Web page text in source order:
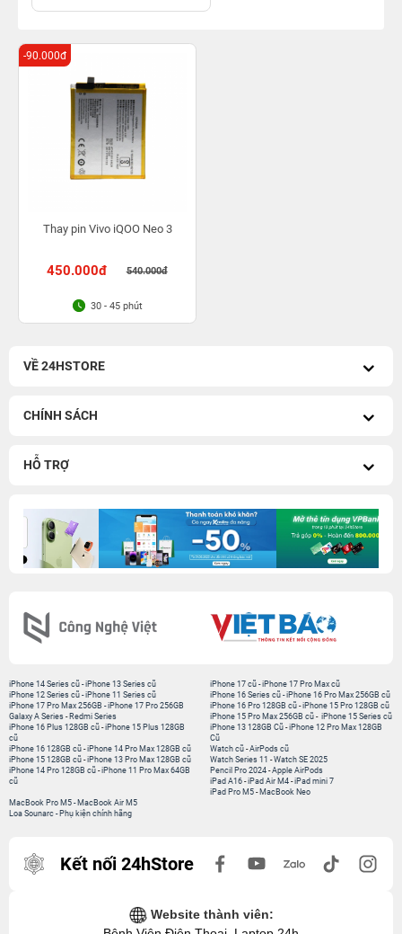
Thay pin Vivo iQOO Neo 3
450.000đ 540.000đ
-90.000đ
30 - 45 phút
VỀ 24HSTORE
CHÍNH SÁCH
HỖ TRỢ
iPhone 14 Series cũ -iPhone 13 Series cũ
iPhone 12 Series cũ -iPhone 11 Series cũ
iPhone 17 Pro Max 256GB -iPhone 17 Pro 256GB
Galaxy A Series - Redmi Series
iPhone 17 cũ -iPhone 17 Pro Max cũ
iPhone 16 Series cũ - iPhone 16 Pro Max 256GB cũ
iPhone 16 Pro 128GB cũ -iPhone 15 Pro 128GB cũ
iPhone 15 Pro Max 256GB cũ - iPhone 15 Series cũ
iPhone 16 Plus 128GB cũ -iPhone 15 Plus 128GB
cũ
iPhone 16 128GB cũ -iPhone 14 Pro Max 128GB cũ
iPhone 15 128GB cũ -iPhone 13 Pro Max 128GB cũ
iPhone 14 Pro 128GB cũ -iPhone 11 Pro Max 64GB
cũ
iPhone 13 128GB Cũ -iPhone 12 Pro Max 128GB
Cũ
Watch cũ -AirPods cũ
Watch Series 11 -Watch SE 2025
Pencil Pro 2024 -Apple AirPods
iPad A16 -iPad Air M4 -iPad mini 7
iPad Pro M5 - MacBook Neo
MacBook Pro M5 - MacBook Air M5
Loa Sounarc - Phụ kiện chính hãng
Kết nối 24hStore
Website thành viên: